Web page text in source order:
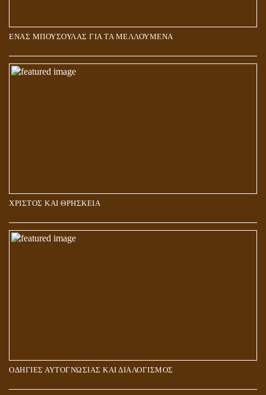
ΕΝΑΣ ΜΠΟΥΣΟΥΛΑΣ ΓΙΑ ΤΑ ΜΕΛΛΟΥΜΕΝΑ
ΧΡΙΣΤΟΣ ΚΑΙ ΘΡΗΣΚΕΙΑ
ΟΔΗΓΙΕΣ ΑΥΤΟΓΝΩΣΙΑΣ ΚΑΙ ΔΙΑΛΟΓΙΣΜΟΣ
Η ΕΠΑΦΗ ΜΕ ΤΟ ΠΝΕΥΜΑ
ΠΟΙΟΙ ΕΠΙΛΕΓΟΥΝ ΤΟΝ ΔΡΟΜΟ ΤΗΣ ΑΛΗΘΕΙΑΣ;